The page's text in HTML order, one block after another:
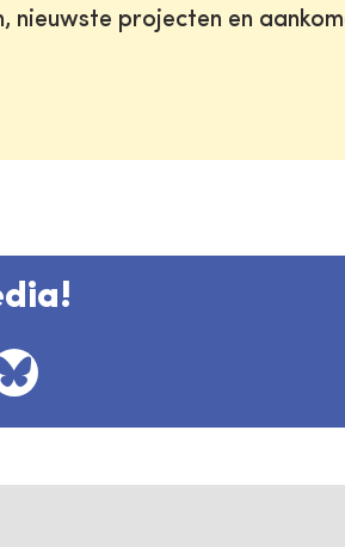
projecten en